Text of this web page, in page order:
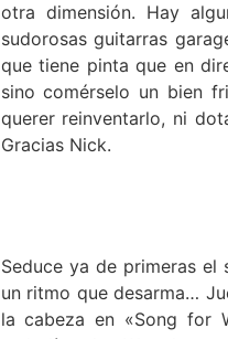
otra dimensión. Hay
sudorosas guitarras
que tiene pinta que en
sino comérselo un bien
querer reinventarlo, ni
Gracias Nick.
Seduce ya de primeras el
un ritmo que desarma…
la cabeza en «Song for